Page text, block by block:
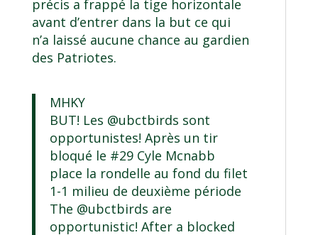
précis a frappé la tige horizontale
avant d’entrer dans la but ce qui
n’a laissé aucune chance au gardien
des Patriotes.
MHKY
BUT! Les @ubctbirds sont
opportunistes! Après un tir
bloqué le #29 Cyle Mcnabb
place la rondelle au fond du filet
1-1 milieu de deuxième période
The @ubctbirds are
opportunistic! After a blocked